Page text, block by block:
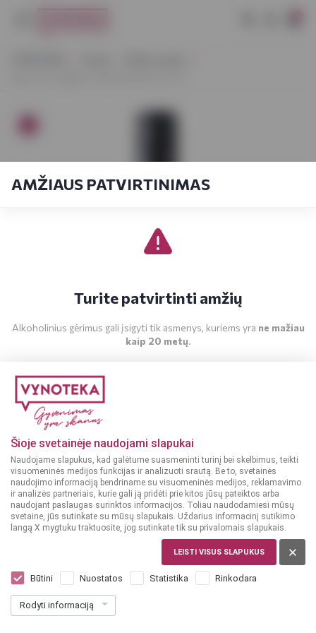
Šioje svetainėje naudojami slapukai
Naudojame slapukus, kad galėtume suasmeninti turinį bei skelbimus, teikti
visuomeninės medijos funkcijas ir analizuoti srautą. Be to, svetainės
naudojimo informaciją bendriname su visuomeninės medijos, reklamavimo
ir analizės partneriais, kurie gali ją pridėti prie kitos jūsų pateiktos arba
naudojant paslaugas surinktos informacijos. Toliau naudodamiesi mūsų
svetaine, jūs sutinkate su mūsų slapukais. Uždarius informacinį sutikimo
langą X mygtuku traktuosite, jog sutinkate tik su privalomais slapukais.
LEISTI VISUS SLAPUKUS
Būtini Nuostatos Statistika Rinkodara
Rodyti informaciją
AMŽIAUS PATVIRTINIMAS
Turite patvirtinti amžių
Alkoholinius gėrimus gali įsigyti tik asmenys, kuriems yra ne mažiau
kaip 20 metų.
Baroncini Leggero Appassimento 0,75 l
Dar nėra balsų, galite įvertinti
99